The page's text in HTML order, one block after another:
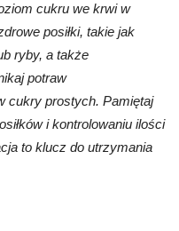
cukru we krwi w
posiłki, takie jak
ryby, a także
potraw
cukry prostych. Pamiętaj
i kontrolowaniu ilości
to klucz do utrzymania